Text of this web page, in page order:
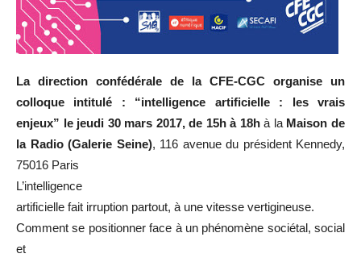
La direction confédérale de la CFE-CGC organise un
colloque intitulé : “intelligence artificielle : les vrais
enjeux” le jeudi 30 mars 2017, de 15h à 18hà la Maison de
la Radio(Galerie Seine), 116 avenue du président Kennedy,
75016 Paris
L’intelligence
artificielle fait irruption partout, à une vitesse vertigineuse.
Comment se positionner face à un phénomène sociétal, social
et